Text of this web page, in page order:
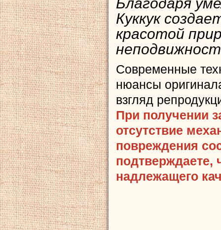
Куккук
красотой
Современные
нюансы
взгляд
При получении
отсутствие
повреждения
подтверждаете,
надлежащего